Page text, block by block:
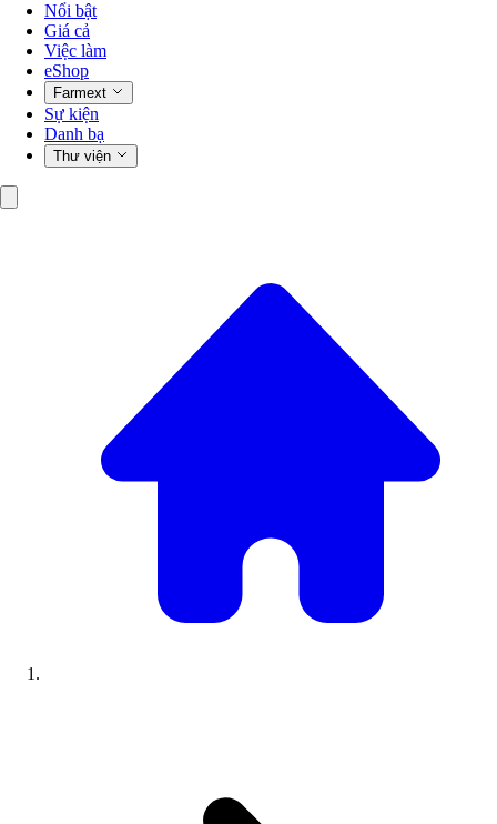
Nổi bật
Giá cả
Việc làm
eShop
Farmext
Sự kiện
Danh bạ
Thư viện